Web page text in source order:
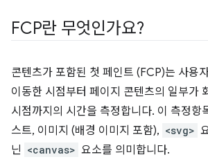
FCP란 무엇인가요?
콘텐츠가 포함된 첫 페인트 (FCP)는 사용
이동한 시점부터 페이지 콘텐츠의 일부가
시점까지의 시간을 측정합니다. 이 측정항
스트, 이미지 (배경 이미지 포함), <svg>
닌 <canvas> 요소를 의미합니다.